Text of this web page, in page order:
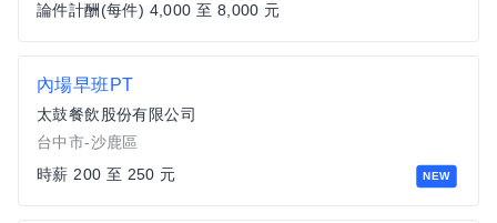
論件計酬(每件) 4,000 至 8,000 元
NEW
內場早班PT
太鼓餐飲股份有限公司
台中市-沙鹿區
時薪 200 至 250 元